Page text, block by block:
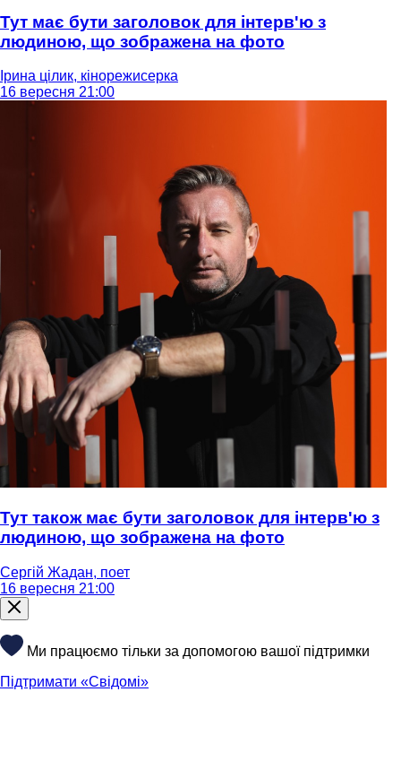
Тут має бути заголовок для інтерв'ю з
людиною, що зображена на фото
Ірина цілик, кінорежисерка
16 вересня 21:00
Тут також має бути заголовок для інтерв'ю з
людиною, що зображена на фото
Сергій Жадан, поет
16 вересня 21:00
Ми працюємо тільки за допомогою вашої підтримки
Підтримати «Свідомі»